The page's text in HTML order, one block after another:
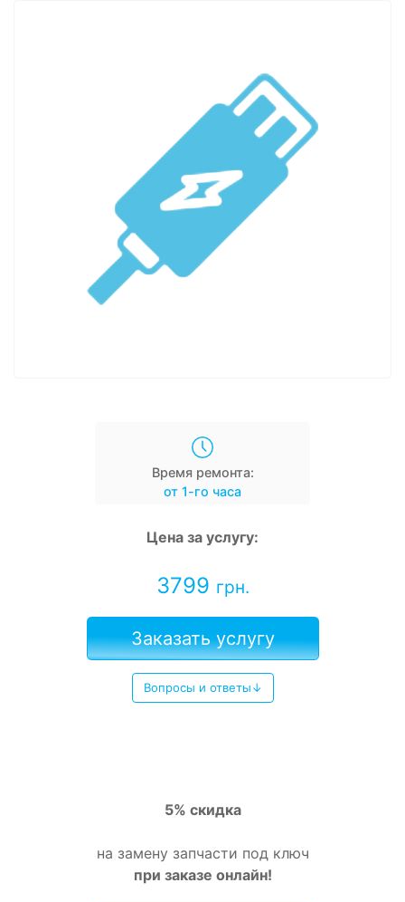
Время ремонта:
от 1-го часа
Цена за услугу:
3799 грн.
Заказать услугу
Вопросы и ответы↓
5% скидка
на замену запчасти под ключ
при заказе онлайн!